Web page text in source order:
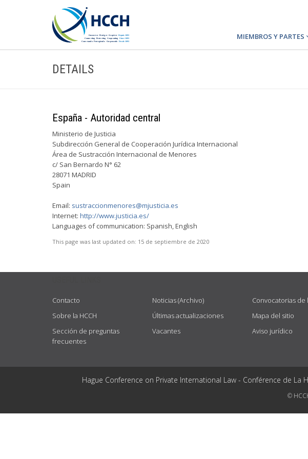
MIEMBROS Y PARTES
DETAILS
España - Autoridad central
Ministerio de Justicia
Subdirección General de Cooperación Jurídica Internacional
Área de Sustracción Internacional de Menores
c/ San Bernardo N° 62
28071 MADRID
Spain
Email: sustraccionmenores@mjusticia.es
Internet: http://www.justicia.es/
Languages of communication: Spanish, English
This page was last updated on: 15 de septiembre de 2020
Contacto
Sobre la HCCH
Sección de preguntas
frecuentes
Noticias (Archivo)
Últimas actualizaciones
Vacantes
Convocatorias de
Mapa del sitio
Aviso jurídico
Hague Conference on Private International Law - Conférence de
©